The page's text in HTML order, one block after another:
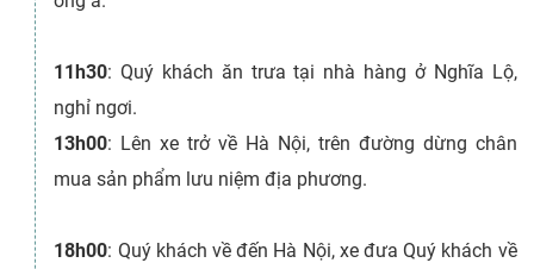
11h30: Quý khách ăn trưa tại nhà hàng ở Nghĩa Lộ,
nghỉ ngơi.
13h00: Lên xe trở về Hà Nội, trên đường dừng chân
mua sản phẩm lưu niệm địa phương.
18h00: Quý khách về đến Hà Nội, xe đưa Quý khách về